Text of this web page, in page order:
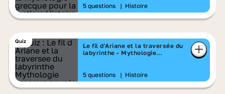
5 questions | Histoire
Quiz
Le fil d'Ariane et la traversée du
labyrinthe - Mythologie
5 questions
| Histoire